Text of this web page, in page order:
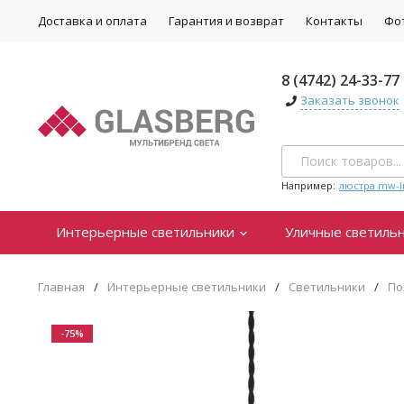
Доставка и оплата Гарантия и возврат Контакты
8 (4742) 24-33-77
Заказать звонок
Например: люстра mw-
Интерьерные светильники Уличные
Главная / Интерьерные светильники / Светильники /
-75%